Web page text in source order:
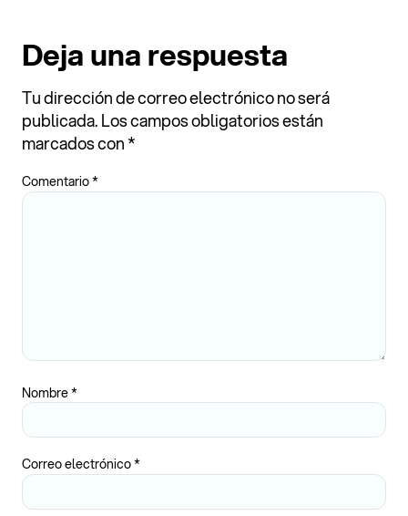
Deja una respuesta
Tu dirección de correo electrónico no será
publicada.Los campos obligatorios están
marcados con*
Comentario*
Nombre*
Correo electrónico*